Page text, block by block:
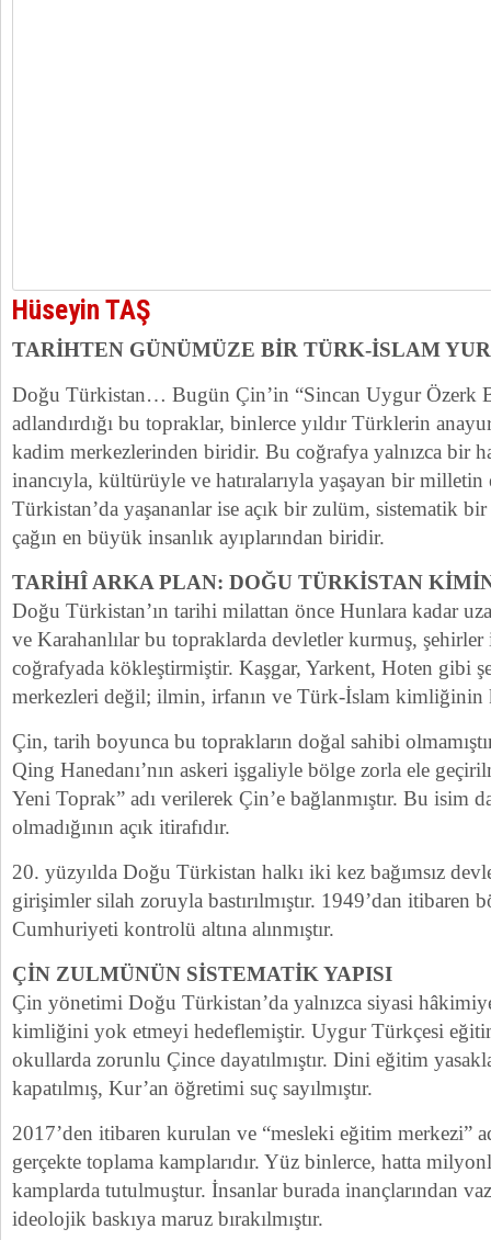
Hüseyin TAŞ
TARİHTEN GÜNÜMÜZE BİR TÜRK-İSLAM
Doğu Türkistan… Bugün Çin’in “Sincan Uygur Özerk
adlandırdığı bu topraklar, binlerce yıldır Türklerin
kadim merkezlerinden biridir. Bu coğrafya yalnızca bir
inancıyla, kültürüyle ve hatıralarıyla yaşayan bir
Türkistan’da yaşananlar ise açık bir zulüm, sistematik
çağın en büyük insanlık ayıplarından biridir.
TARİHÎ ARKA PLAN: DOĞU TÜRKİSTAN
Doğu Türkistan’ın tarihi milattan önce Hunlara kadar
ve Karahanlılar bu topraklarda devletler kurmuş, şehirler
coğrafyada kökleştirmiştir. Kaşgar, Yarkent, Hoten gibi
merkezleri değil; ilmin, irfanın ve Türk-İslam kimliğinin
Çin, tarih boyunca bu toprakların doğal sahibi
Qing Hanedanı’nın askeri işgaliyle bölge zorla ele
Yeni Toprak” adı verilerek Çin’e bağlanmıştır. Bu isim
olmadığının açık itirafıdır.
20. yüzyılda Doğu Türkistan halkı iki kez bağımsız
girişimler silah zoruyla bastırılmıştır. 1949’dan itibaren
Cumhuriyeti kontrolü altına alınmıştır.
ÇİN ZULMÜNÜN SİSTEMATİK YAPISI
Çin yönetimi Doğu Türkistan’da yalnızca siyasi
kimliğini yok etmeyi hedeflemiştir. Uygur Türkçesi
okullarda zorunlu Çince dayatılmıştır. Dini eğitim
kapatılmış, Kur’an öğretimi suç sayılmıştır.
2017’den itibaren kurulan ve “mesleki eğitim merkezi”
gerçekte toplama kamplarıdır. Yüz binlerce, hatta
kamplarda tutulmuştur. İnsanlar burada inançlarından
ideolojik baskıya maruz bırakılmıştır.